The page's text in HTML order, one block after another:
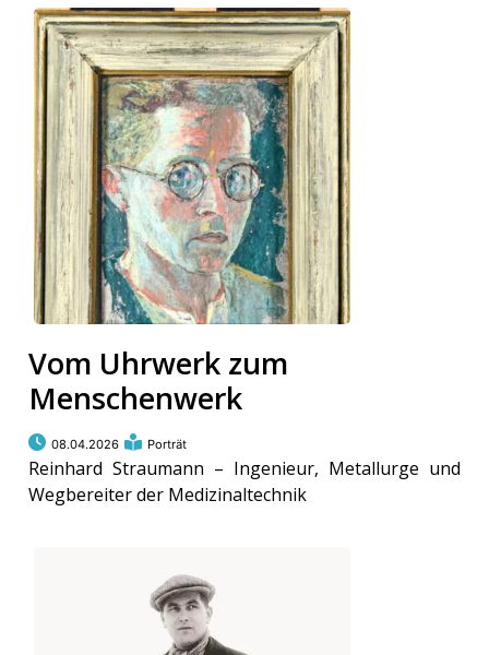
Vom Uhrwerk zum
Menschenwerk
08.04.2026 Porträt
Reinhard Straumann – Ingenieur, Metallurge und
Wegbereiter der Medizinaltechnik